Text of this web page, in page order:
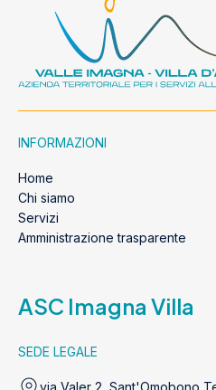
INFORMAZIONI
Home
Chi siamo
Servizi
Amministrazione trasparente
ASC Imagna Villa
SEDE LEGALE